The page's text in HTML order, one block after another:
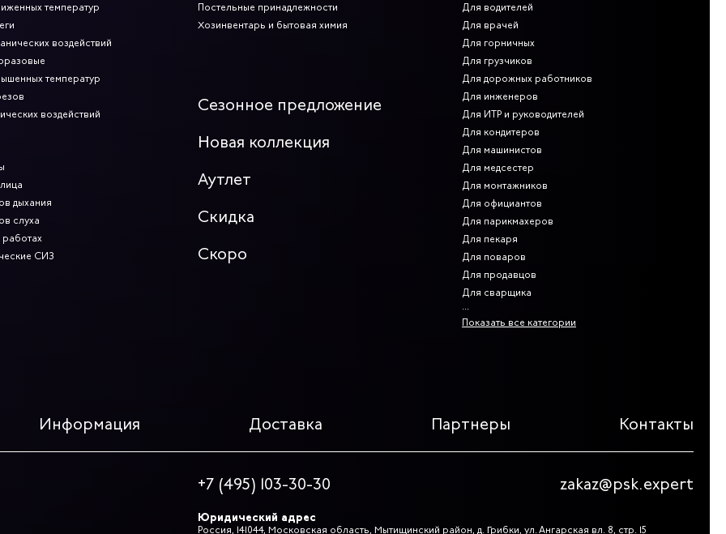
температур
воздействий
температур
воздействий
дыхания
слуха
СИЗ
Постельные принадлежности
Хозинвентарь и бытовая химия
Сезонное предложение
Новая коллекция
Аутлет
Скидка
Скоро
Для водителей
Для врачей
Для горничных
Для грузчиков
Для дорожных работников
Для инженеров
Для ИТР и руководителей
Для кондитеров
Для машинистов
Для медсестер
Для монтажников
Для официантов
Для парикмахеров
Для пекаря
Для поваров
Для продавцов
Для сварщика
Показать все категории
Информация Доставка Партнеры Контакты
+7 (495) 103-30-30 zakaz@psk.expert
Юридический адрес
Россия, 141044, Московская область, Мытищинский район, д. Грибки, ул. Ангарская вл. 8, стр. 15